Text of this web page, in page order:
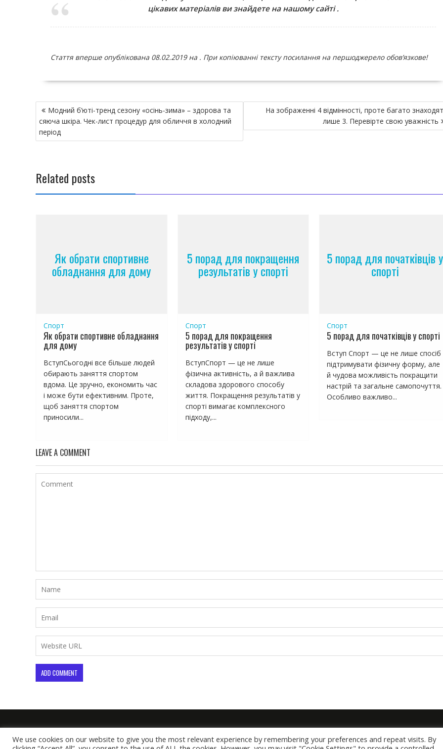
цікавих матеріалів ви знайдете на нашому сайті .
Стаття вперше опублікована 08.02.2019 на . При копіюванні тексту посилання на першоджерело обов’язкове!
Н
а
в
и
а
ц
и
Модний б’юті-тренд сезону «осінь-зима» – здорова та
сяюча шкіра. Чек-лист процедур для обличчя в холодний
період
На зображенні 4 відмінності, проте багато
лише 3. Перевірте свою уважність
Related posts
Як обрати спортивне
обладнання для дому
Спорт
Як обрати спортивне обладнання
для дому
ВступСьогодні все більше людей
обирають заняття спортом
вдома. Це зручно, економить час
і може бути ефективним. Проте,
щоб заняття спортом
приносили...
5 порад для покращення
результатів у спорті
Спорт
5 порад для покращення
результатів у спорті
ВступСпорт — це не лише
фізична активність, а й важлива
складова здорового способу
життя. Покращення результатів у
спорті вимагає комплексного
підходу,...
5 порад для початківців у
спорті
Спорт
5 порад для початківців у спорті
Вступ Спорт — це не лише спосіб
підтримувати фізичну форму, але
й чудова можливість покращити
настрій та загальне самопочуття.
Особливо важливо...
LEAVE A COMMENT
We use cookies on our website to give you the most relevant experience by remembering your preferences and repeat visits. By